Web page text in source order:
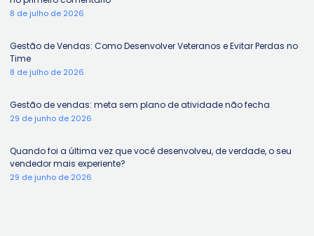
8 de julho de 2026
Gestão de Vendas: Como Desenvolver Veteranos e Evitar Perdas no
Time
8 de julho de 2026
Gestão de vendas: meta sem plano de atividade não fecha
29 de junho de 2026
Quando foi a última vez que você desenvolveu, de verdade, o seu
vendedor mais experiente?
29 de junho de 2026